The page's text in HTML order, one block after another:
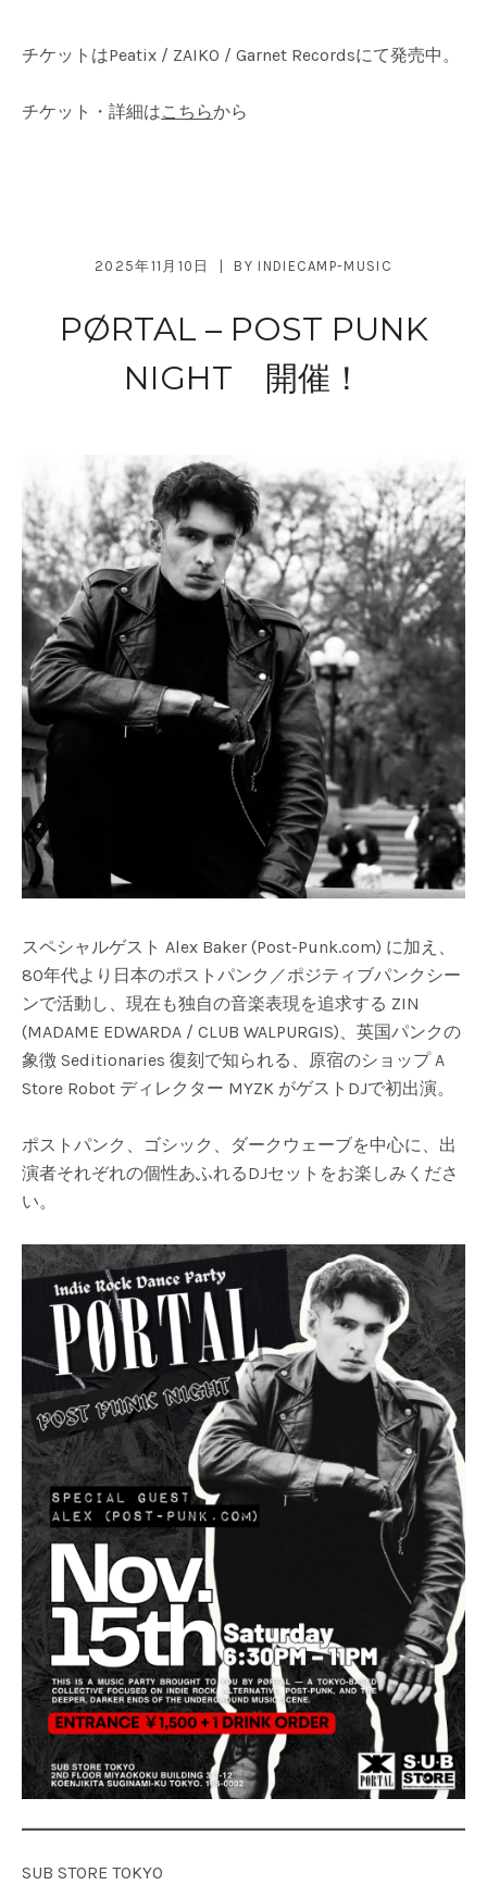
チケットはPeatix / ZAIKO / Garnet Recordsにて発売中。
チケット・詳細はこちらから
PØRTAL – POST PUNK
NIGHT 開催！
2025年11月10日 BY INDIECAMP-MUSIC
スペシャルゲスト Alex Baker (Post-Punk.com) に加え、
80年代より日本のポストパンク／ポジティブパンクシー
ンで活動し、現在も独自の音楽表現を追求する ZIN
(MADAME EDWARDA / CLUB WALPURGIS)、英国パンクの
象徴 Seditionaries 復刻で知られる、原宿のショップ A
Store Robot ディレクター MYZK がゲストDJで初出演。
ポストパンク、ゴシック、ダークウェーブを中心に、出
演者それぞれの個性あふれるDJセットをお楽しみくださ
い。
SUB STORE TOKYO